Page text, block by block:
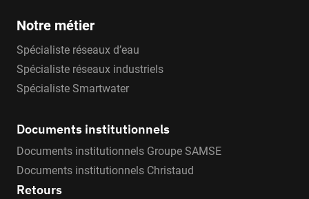
Notre métier
Spécialiste réseaux d’eau
Spécialiste réseaux industriels
Spécialiste Smartwater
Documents institutionnels
Documents institutionnels Groupe SAMSE
Documents institutionnels Christaud
Retours